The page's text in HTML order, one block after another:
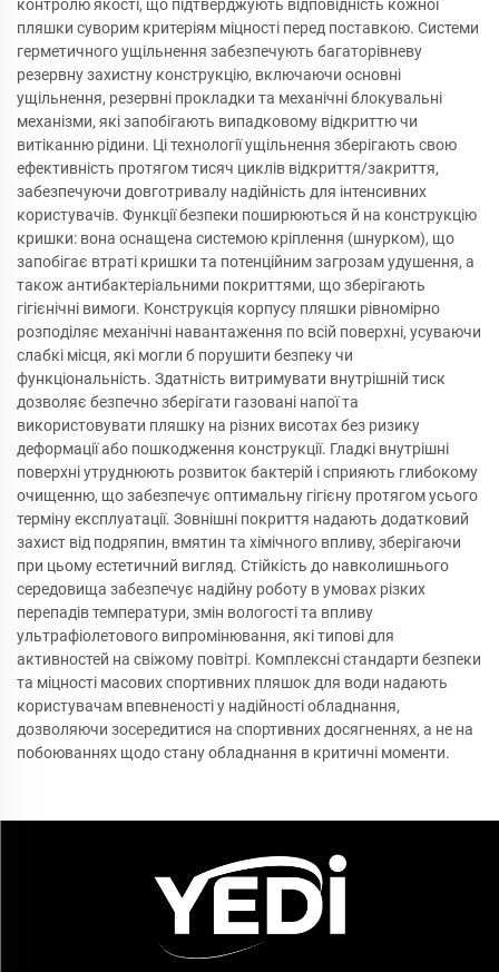
контролю якості, що підтверджують відповідність кожної
пляшки суворим критеріям міцності перед поставкою. Системи
герметичного ущільнення забезпечують багаторівневу
резервну захистну конструкцію, включаючи основні
ущільнення, резервні прокладки та механічні блокувальні
механізми, які запобігають випадковому відкриттю чи
витіканню рідини. Ці технології ущільнення зберігають свою
ефективність протягом тисяч циклів відкриття/закриття,
забезпечуючи довготривалу надійність для інтенсивних
користувачів. Функції безпеки поширюються й на конструкцію
кришки: вона оснащена системою кріплення (шнурком), що
запобігає втраті кришки та потенційним загрозам удушення, а
також антибактеріальними покриттями, що зберігають
гігієнічні вимоги. Конструкція корпусу пляшки рівномірно
розподіляє механічні навантаження по всій поверхні, усуваючи
слабкі місця, які могли б порушити безпеку чи
функціональність. Здатність витримувати внутрішній тиск
дозволяє безпечно зберігати газовані напої та
використовувати пляшку на різних висотах без ризику
деформації або пошкодження конструкції. Гладкі внутрішні
поверхні утруднюють розвиток бактерій і сприяють глибокому
очищенню, що забезпечує оптимальну гігієну протягом усього
терміну експлуатації. Зовнішні покриття надають додатковий
захист від подряпин, вмятин та хімічного впливу, зберігаючи
при цьому естетичний вигляд. Стійкість до навколишнього
середовища забезпечує надійну роботу в умовах різких
перепадів температури, змін вологості та впливу
ультрафіолетового випромінювання, які типові для
активностей на свіжому повітрі. Комплексні стандарти безпеки
та міцності масових спортивних пляшок для води надають
користувачам впевненості у надійності обладнання,
дозволяючи зосередитися на спортивних досягненнях, а не на
побоюваннях щодо стану обладнання в критичні моменти.